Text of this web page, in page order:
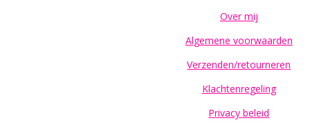
Over mij
Algemene voorwaarden
Verzenden/retourneren
Klachtenregeling
Privacy beleid